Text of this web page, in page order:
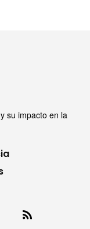
su impacto en la